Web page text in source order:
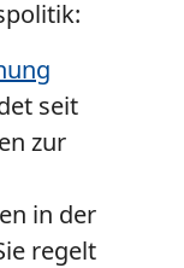
seit
zur
in der
regelt